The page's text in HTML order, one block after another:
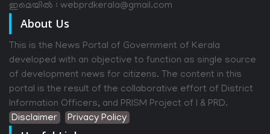
ഇമെയിൽ : webprdkerala@gmail.com
About Us
This is the News Portal of Government of Kerala
developed with an objective to function as single source
of development news for citizens. The content in this
portal is the result of the collaborative effort of District
Information Officers, and PRISM Project of I & PRD.
Disclaimer
Privacy Policy